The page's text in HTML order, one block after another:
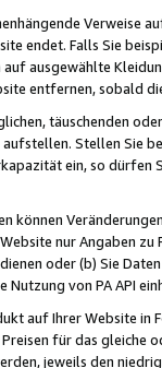
endet. Falls Sie
ausgewählte
entfernen, sobald
täuschenden
Stellen Sie
ein, so dürfen
können
nur Angaben
oder (b) Sie
von PA API
auf Ihrer Website
für das
jeweils den